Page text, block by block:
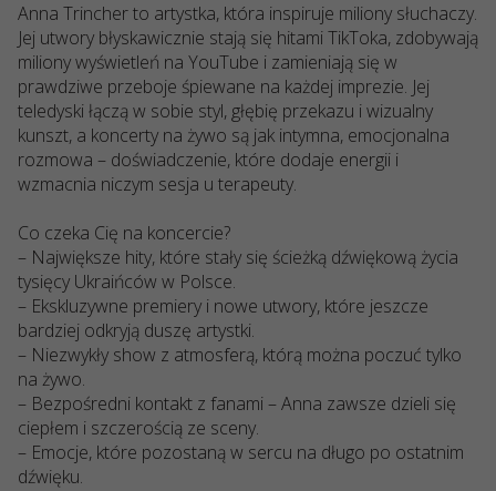
Anna Trincher to artystka, która inspiruje miliony słuchaczy.
Jej utwory błyskawicznie stają się hitami TikToka, zdobywają
miliony wyświetleń na YouTube i zamieniają się w
prawdziwe przeboje śpiewane na każdej imprezie. Jej
teledyski łączą w sobie styl, głębię przekazu i wizualny
kunszt, a koncerty na żywo są jak intymna, emocjonalna
rozmowa – doświadczenie, które dodaje energii i
wzmacnia niczym sesja u terapeuty.
Co czeka Cię na koncercie?
– Największe hity, które stały się ścieżką dźwiękową życia
tysięcy Ukraińców w Polsce.
– Ekskluzywne premiery i nowe utwory, które jeszcze
bardziej odkryją duszę artystki.
– Niezwykły show z atmosferą, którą można poczuć tylko
na żywo.
– Bezpośredni kontakt z fanami – Anna zawsze dzieli się
ciepłem i szczerością ze sceny.
– Emocje, które pozostaną w sercu na długo po ostatnim
dźwięku.